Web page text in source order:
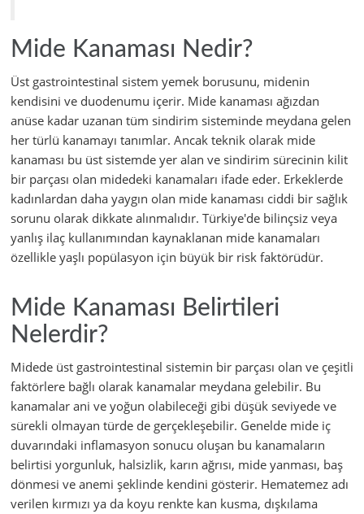
Mide Kanaması Nedir?
Üst gastrointestinal sistem yemek borusunu, midenin
kendisini ve duodenumu içerir. Mide kanaması ağızdan
anüse kadar uzanan tüm sindirim sisteminde meydana gelen
her türlü kanamayı tanımlar. Ancak teknik olarak mide
kanaması bu üst sistemde yer alan ve sindirim sürecinin kilit
bir parçası olan midedeki kanamaları ifade eder. Erkeklerde
kadınlardan daha yaygın olan mide kanaması ciddi bir sağlık
sorunu olarak dikkate alınmalıdır. Türkiye'de bilinçsiz veya
yanlış ilaç kullanımından kaynaklanan mide kanamaları
özellikle yaşlı popülasyon için büyük bir risk faktörüdür.
Mide Kanaması Belirtileri
Nelerdir?
Midede üst gastrointestinal sistemin bir parçası olan ve çeşitli
faktörlere bağlı olarak kanamalar meydana gelebilir. Bu
kanamalar ani ve yoğun olabileceği gibi düşük seviyede ve
sürekli olmayan türde de gerçekleşebilir. Genelde mide iç
duvarındaki inflamasyon sonucu oluşan bu kanamaların
belirtisi yorgunluk, halsizlik, karın ağrısı, mide yanması, baş
dönmesi ve anemi şeklinde kendini gösterir. Hematemez adı
verilen kırmızı ya da koyu renkte kan kusma, dışkılama